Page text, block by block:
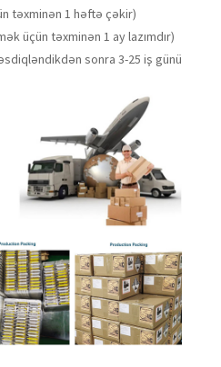
təxminən 1 həftə çəkir)
üçün təxminən 1 ay lazımdır)
sonra 3-25 iş günü